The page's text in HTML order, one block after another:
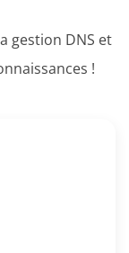
gestion DNS et
!